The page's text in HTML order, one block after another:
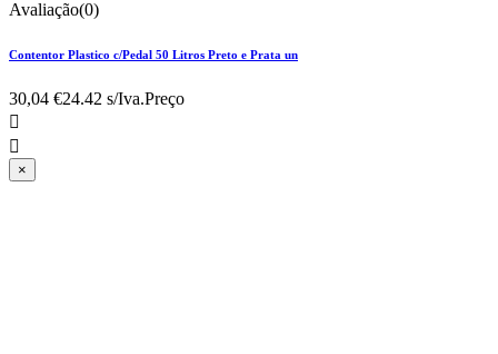
Avaliação(0)
Contentor Plastico c/Pedal 50 Litros Preto e Prata un
30,04 €24.42 s/Iva.Preço


×